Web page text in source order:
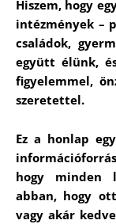
Hiszem, hogy
intézmények –
családok,
együtt élünk,
figyelemmel,
szeretettel.
Ez a honlap
hogy minden
abban, hogy
vagy akár